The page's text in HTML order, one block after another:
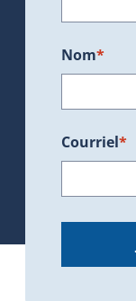
Nom*
Courriel*